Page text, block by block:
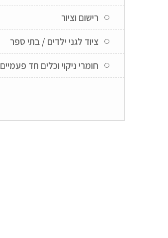
רישום וציור
ציוד לגני ילדים / בתי ספר
חומרי ניקוי וכלים חד פעמיים